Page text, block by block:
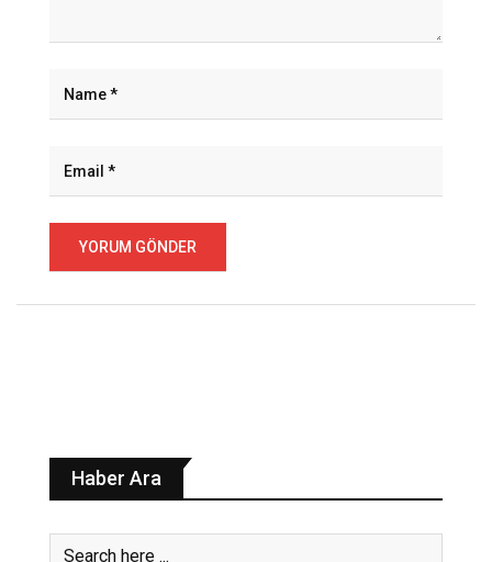
Haber Ara